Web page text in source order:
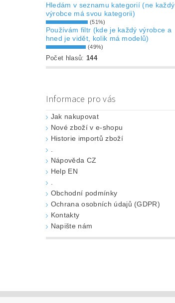
Hledám v seznamu kategorií (ne každý
výrobce má svou kategorii)
(51%)
Používám filtr (kde je každý výrobce a
hned je vidět, kolik má modelů)
(49%)
Počet hlasů: 144
Informace pro vás
Jak nakupovat
Nové zboží v e-shopu
Historie importů zboží
Nápověda CZ
Help EN
Obchodní podmínky
Ochrana osobních údajů (GDPR)
Kontakty
Napište nám